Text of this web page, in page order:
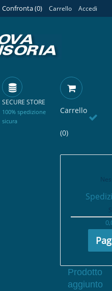
Confronta (0) Carrello Accedi
SECURE STORE
100% spedizione
sicura
Carrello
(0)
Prodotto
aggiunto